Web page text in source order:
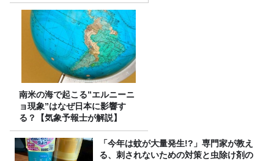
南米の海で起こる”エルニーニ
ョ現象”はなぜ日本に影響す
る？【気象予報士が解説】
「今年は蚊が大量発生!?」専門家が教え
る、刺されないための対策と虫除け剤の